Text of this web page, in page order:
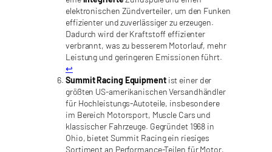
elektronischen Zündverteiler, um den Funken
effizienter und zuverlässiger zu erzeugen.
Dadurch wird der Kraftstoff effizienter
verbrannt, was zu besserem Motorlauf, mehr
Leistung und geringeren Emissionen führt.
↩︎
Summit Racing Equipmentist einer der
größten US-amerikanischen Versandhändler
für Hochleistungs-Autoteile, insbesondere
im Bereich Motorsport, Muscle Cars und
klassischer Fahrzeuge. Gegründet 1968 in
Ohio, bietet Summit Racing ein riesiges
Sortiment an Performance-Teilen für Motor,